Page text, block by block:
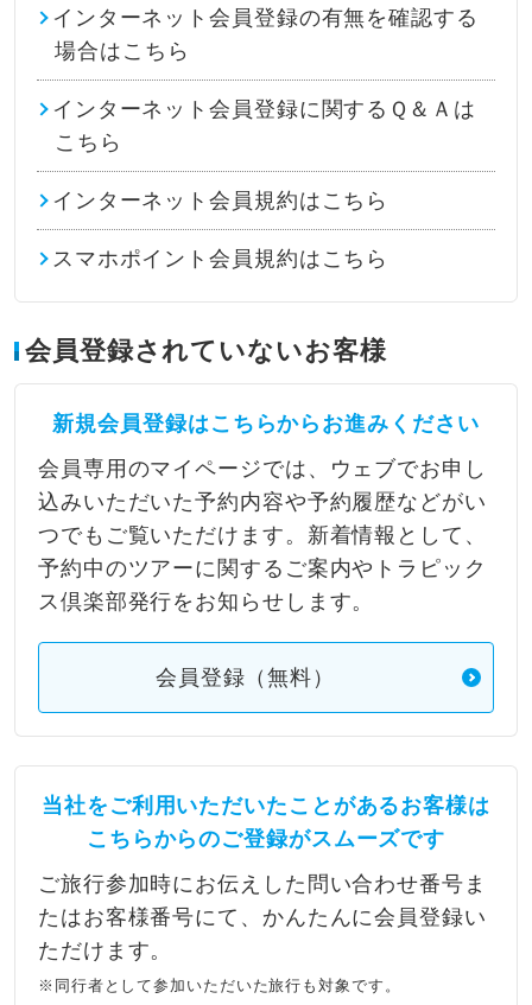
インターネット会員登録の有無を確認する
場合はこちら
インターネット会員登録に関するＱ＆Ａは
こちら
インターネット会員規約はこちら
スマホポイント会員規約はこちら
会員登録されていないお客様
新規会員登録はこちらからお進みください
会員専用のマイページでは、ウェブでお申し
込みいただいた予約内容や予約履歴などがい
つでもご覧いただけます。新着情報として、
予約中のツアーに関するご案内やトラピック
ス倶楽部発行をお知らせします。
会員登録（無料）
当社をご利用いただいたことがあるお客様は
こちらからのご登録がスムーズです
ご旅行参加時にお伝えした問い合わせ番号ま
たはお客様番号にて、かんたんに会員登録い
ただけます。
※同行者として参加いただいた旅行も対象です。